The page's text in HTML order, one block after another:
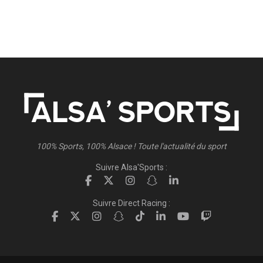
100% Sports, 100% Alsace ! Toute l'actualité du sport
Suivre Alsa'Sports :
Suivre Direct Racing :